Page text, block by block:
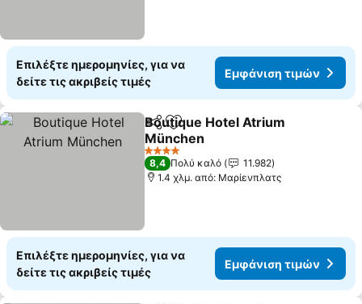
Επιλέξτε ημερομηνίες, για να
δείτε τις ακριβείς τιμές
Εμφάνιση τιμών
Κοινοποίηση
Προσθήκη στα αγαπημένα
Boutique Hotel Atrium
München
4 Αστέρια
8,4 Πολύ καλό
11.982
1.4 χλμ. από: Μαρίενπλατς
Επιλέξτε ημερομηνίες, για να
δείτε τις ακριβείς τιμές
Εμφάνιση τιμών